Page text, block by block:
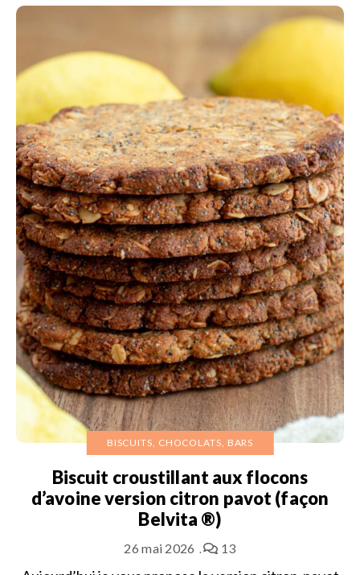
BISCUITS, CHOCOLATS, BARS
Biscuit croustillant aux flocons
d’avoine version citron pavot (façon
Belvita ®)
26 mai 2026 13